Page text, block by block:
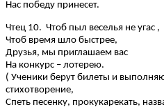
Нас победу принесет.
Чтец 10. Чтоб пыл веселья не угас ,
Чтоб время шло быстрее,
Друзья, мы приглашаем вас
На конкурс – лотерею.
( Ученики берут билеты и
стихотворение,
Спеть песенку, прокукарекать,